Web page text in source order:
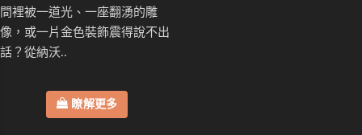
間裡被一道光、一座翻湧的雕
像，或一片金色裝飾震得說不出
話？從納沃..
瞭解更多